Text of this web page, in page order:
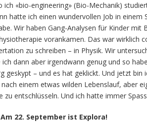
ich «bio-engineering» (Bio-Mechanik)
hatte ich einen wundervollen Job in
Wir haben Gang-Analysen für Kinder mit
vorankamen. Das war wirklich
zu schreiben – in Physik. Wir
ich dann aber irgendwann genug und so
geskypt – und es hat geklickt. Und jetzt
einem etwas wilden Lebenslauf, aber
zu entschlüsseln. Und ich hatte immer
22. September ist Explora!